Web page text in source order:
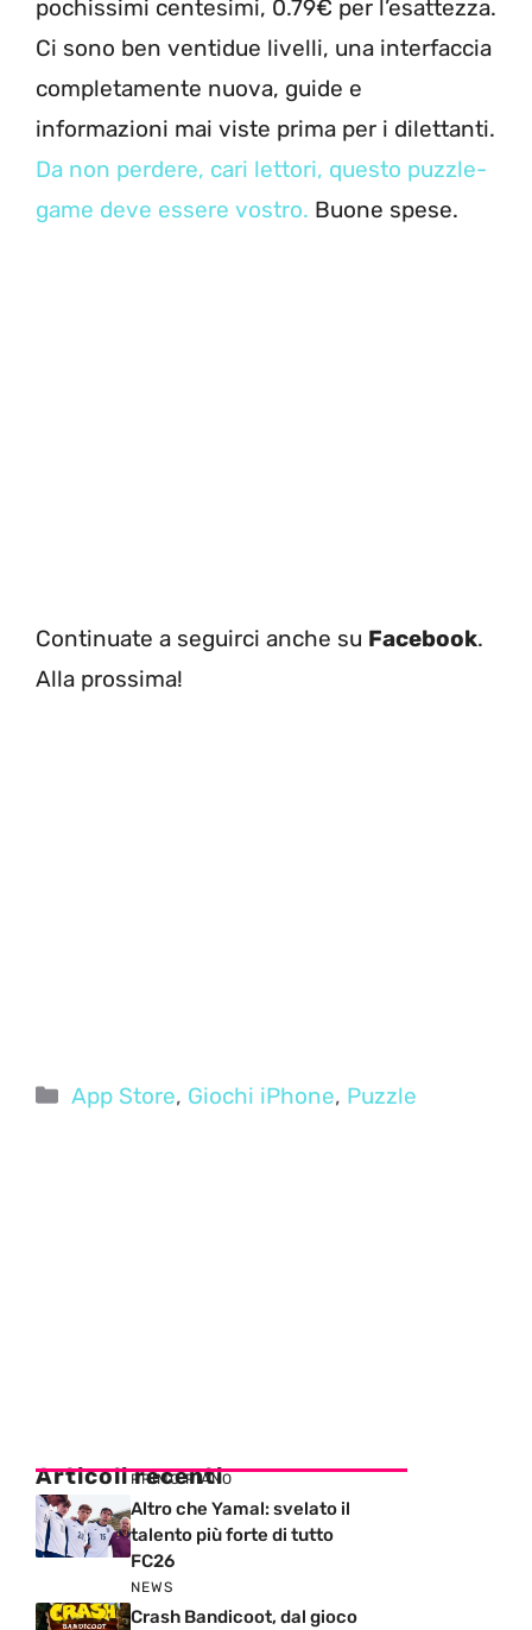
pochissimi centesimi, 0.79€ per l’esattezza.
Ci sono ben ventidue livelli, una interfaccia
completamente nuova, guide e
informazioni mai viste prima per i dilettanti.
Da non perdere, cari lettori, questo puzzle-
game deve essere vostro. Buone spese.
Continuate a seguirci anche su Facebook.
Alla prossima!
Categorie
App Store, Giochi iPhone, Puzzle
Articoli recenti
PRIMO PIANO
Altro che Yamal: svelato il
talento più forte di tutto
FC26
NEWS
Crash Bandicoot, dal gioco